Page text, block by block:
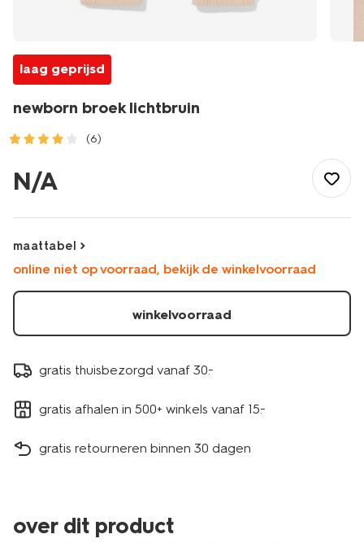
laag geprijsd
newborn broek lichtbruin
(6)
kleding/newborn-
broek-
lichtbruin-
33436020LIGHTBROWN.html
N/A
maattabel
online niet op voorraad, bekijk de winkelvoorraad
winkelvoorraad
gratis thuisbezorgd vanaf 30.-
gratis afhalen in 500+ winkels vanaf 15.-
gratis retourneren binnen 30 dagen
over dit product